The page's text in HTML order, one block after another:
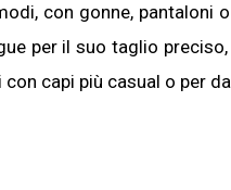
con gonne, pantaloni
per il suo taglio
capi più casual o per